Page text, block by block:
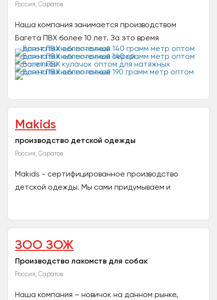
Россия, Саратов
Наша компания занимается производством
Багета ПВХ более 10 лет. За это время
технология багета ПВХ была усовершенствована
нашими специалистами. Мы...
Makids
производство детской одежды
Россия, Саратов
Makids - сертифицированное производство
детской одежды. Мы сами придумываем и
ЗОО ЗОЖ
Производство лакомств для собак
Россия, Саратов
Наша компания – новичок на данном рынке,